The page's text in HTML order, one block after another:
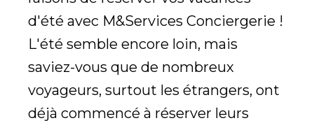
d'été avec M&Services Conciergerie !
L'été semble encore loin, mais
saviez-vous que de nombreux
voyageurs, surtout les étrangers, ont
déjà commencé à réserver leurs